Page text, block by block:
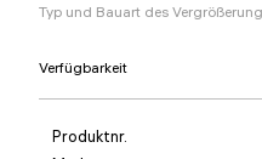
Typ und Bauart des
Verfügbarkeit
Produktnr.